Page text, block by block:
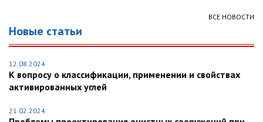
ВСЕ НОВОСТИ
Новые статьи
12.08.2024
К вопросу о классификации, применении и свойствах
активированных углей
21.02.2024